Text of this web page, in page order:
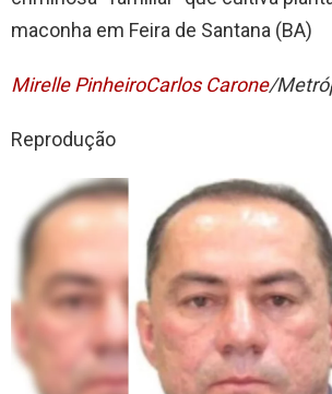
maconha em Feira de Santana (BA)
Mirelle PinheiroCarlos Carone/
Reprodução